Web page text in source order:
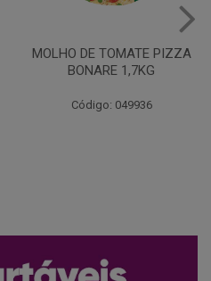
MARGARINA USO
PROFISSIONAL 80% CUKIN
Código: 062469